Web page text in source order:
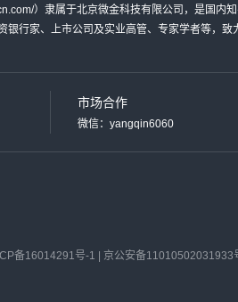
）隶属于北京微金科技有限公司，是国内
银行家、上市公司及实业高管、专家学者等，
市场合作
微信：yangqin6060
备16014291号-1 | 京公安备11010502031933